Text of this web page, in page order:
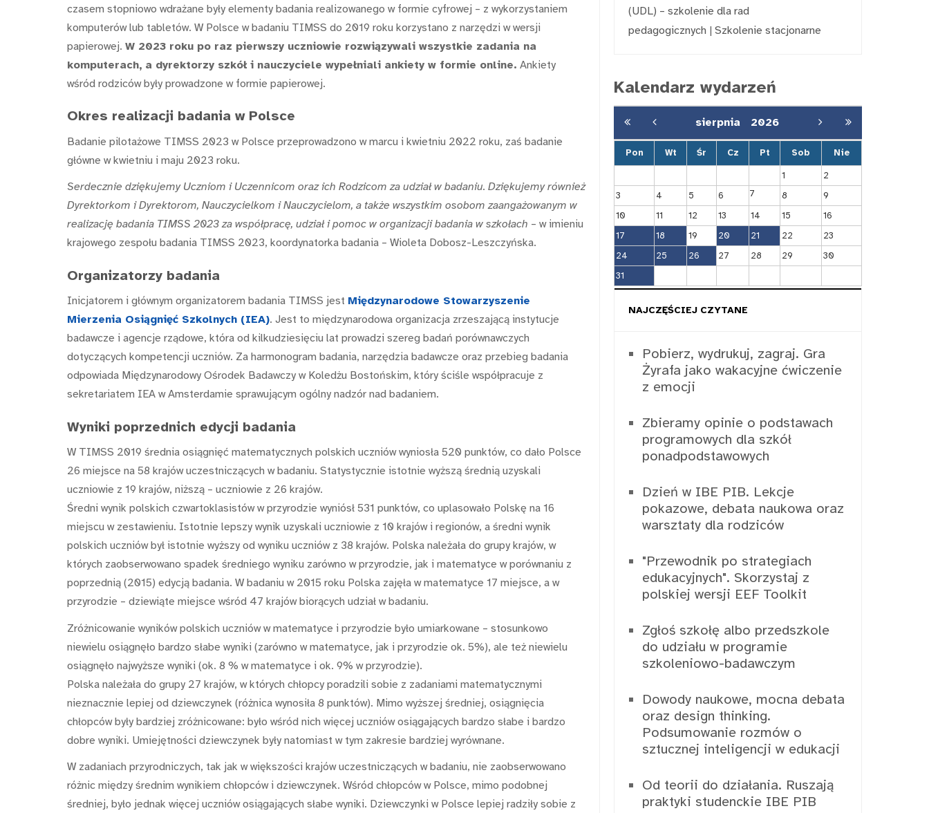
czasem stopniowo wdrażane były elementy badania realizowanego w formie cyfrowej – z wykorzystaniem
komputerów lub tabletów. W Polsce w badaniu TIMSS do 2019 roku korzystano z narzędzi w wersji
papierowej. W 2023 roku po raz pierwszy uczniowie rozwiązywali wszystkie zadania na
komputerach, a dyrektorzy szkół i nauczyciele wypełniali ankiety w formie online. Ankiety
wśród rodziców były prowadzone w formie papierowej.
Okres realizacji badania w Polsce
Badanie pilotażowe TIMSS 2023 w Polsce przeprowadzono w marcu i kwietniu 2022 roku, zaś badanie
główne w kwietniu i maju 2023 roku.
Serdecznie dziękujemy Uczniom i Uczennicom oraz ich Rodzicom za udział w badaniu. Dziękujemy również
Dyrektorkom i Dyrektorom, Nauczycielkom i Nauczycielom, a także wszystkim osobom zaangażowanym w
realizację badania TIMSS 2023 za współpracę, udział i pomoc w organizacji badania w szkołach – w imieniu
krajowego zespołu badania TIMSS 2023, koordynatorka badania – Wioleta Dobosz-Leszczyńska.
Organizatorzy badania
Inicjatorem i głównym organizatorem badania TIMSS jest Międzynarodowe Stowarzyszenie
Mierzenia Osiągnięć Szkolnych (IEA). Jest to międzynarodowa organizacja zrzeszającą instytucje
badawcze i agencje rządowe, która od kilkudziesięciu lat prowadzi szereg badań porównawczych
dotyczących kompetencji uczniów. Za harmonogram badania, narzędzia badawcze oraz przebieg badania
odpowiada Międzynarodowy Ośrodek Badawczy w Koledżu Bostońskim, który ściśle współpracuje z
sekretariatem IEA w Amsterdamie sprawującym ogólny nadzór nad badaniem.
Wyniki poprzednich edycji badania
W TIMSS 2019 średnia osiągnięć matematycznych polskich uczniów wyniosła 520 punktów, co dało Polsce
26 miejsce na 58 krajów uczestniczących w badaniu. Statystycznie istotnie wyższą średnią uzyskali
uczniowie z 19 krajów, niższą – uczniowie z 26 krajów.
Średni wynik polskich czwartoklasistów w przyrodzie wyniósł 531 punktów, co uplasowało Polskę na 16
miejscu w zestawieniu. Istotnie lepszy wynik uzyskali uczniowie z 10 krajów i regionów, a średni wynik
polskich uczniów był istotnie wyższy od wyniku uczniów z 38 krajów. Polska należała do grupy krajów, w
których zaobserwowano spadek średniego wyniku zarówno w przyrodzie, jak i matematyce w porównaniu z
poprzednią (2015) edycją badania. W badaniu w 2015 roku Polska zajęła w matematyce 17 miejsce, a w
przyrodzie – dziewiąte miejsce wśród 47 krajów biorących udział w badaniu.
Zróżnicowanie wyników polskich uczniów w matematyce i przyrodzie było umiarkowane – stosunkowo
niewielu osiągnęło bardzo słabe wyniki (zarówno w matematyce, jak i przyrodzie ok. 5%), ale też niewielu
osiągnęło najwyższe wyniki (ok. 8 % w matematyce i ok. 9% w przyrodzie).
Polska należała do grupy 27 krajów, w których chłopcy poradzili sobie z zadaniami matematycznymi
nieznacznie lepiej od dziewczynek (różnica wynosiła 8 punktów). Mimo wyższej średniej, osiągnięcia
chłopców były bardziej zróżnicowane: było wśród nich więcej uczniów osiągających bardzo słabe i bardzo
dobre wyniki. Umiejętności dziewczynek były natomiast w tym zakresie bardziej wyrównane.
W zadaniach przyrodniczych, tak jak w większości krajów uczestniczących w badaniu, nie zaobserwowano
różnic między średnim wynikiem chłopców i dziewczynek. Wśród chłopców w Polsce, mimo podobnej
średniej, było jednak więcej uczniów osiągających słabe wyniki. Dziewczynki w Polsce lepiej radziły sobie z
(UDL) – szkolenie dla rad
pedagogicznych | Szkolenie stacjonarne
Kalendarz wydarzeń
sierpnia 2026
Pon Wt Śr Cz Pt Sob Nie
1
2
3
4 5 6 7 8
9
10
11 12 13 14 15
16
17
18 19 20 21 22
23
24
25 26 27 28 29
30
31
NAJCZĘŚCIEJ CZYTANE
Pobierz, wydrukuj, zagraj. Gra
Żyrafa jako wakacyjne ćwiczenie
z emocji
Zbieramy opinie o podstawach
programowych dla szkół
ponadpodstawowych
Dzień w IBE PIB. Lekcje
pokazowe, debata naukowa oraz
warsztaty dla rodziców
"Przewodnik po strategiach
edukacyjnych". Skorzystaj z
polskiej wersji EEF Toolkit
Zgłoś szkołę albo przedszkole
do udziału w programie
szkoleniowo-badawczym
Dowody naukowe, mocna debata
oraz design thinking.
Podsumowanie rozmów o
sztucznej inteligencji w edukacji
Od teorii do działania. Ruszają
praktyki studenckie IBE PIB